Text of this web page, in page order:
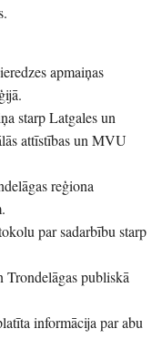
apmaiņas
starp Latgales un
attīstības un MVU
reģiona
par sadarbību starp
Trondelāgas publiskā
informācija par abu